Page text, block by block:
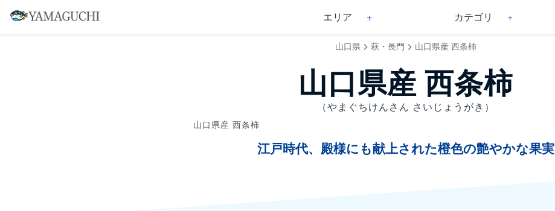
エリア カテゴリ
山口県 > 萩・長門 > 山口県産 西条柿
山口県産 西条柿
（やまぐちけんさん さいじょうがき）
山口県産 西条柿
江戸時代、殿様にも献上された橙色の艶やかな果実